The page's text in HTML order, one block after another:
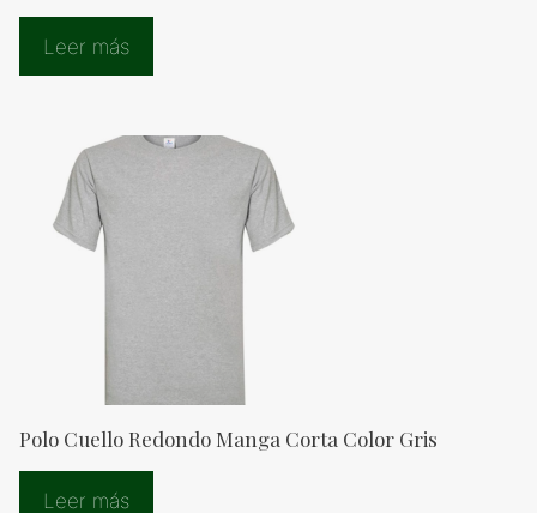
Leer más
Polo Cuello Redondo Manga Corta Color Gris
Leer más